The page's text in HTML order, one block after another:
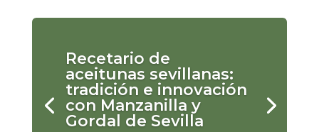
Recetario de
aceitunas sevillanas:
tradición e innovación
con Manzanilla y
Gordal de Sevilla